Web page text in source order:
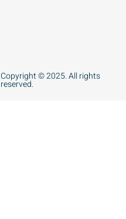
Copyright © 2025. All rights
reserved.